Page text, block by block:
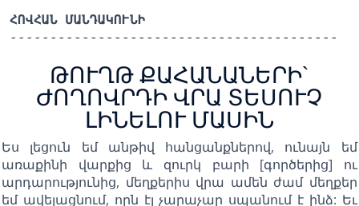
ՀՈՎՀԱՆ ՄԱՆԴԱԿՈՒՆԻ
-----------------------------------------
ԹՈՒՂԹ ՔԱՀԱՆԱՆԵՐԻ`
ԺՈՂՈՎՐԴԻ ՎՐԱ ՏԵՍՈՒՉ
ԼԻՆԵԼՈՒ ՄԱՍԻՆ
Ես լեցուն եմ անթիվ հանցանքներով, ունայն եմ
առաքինի վարքից և զուրկ բարի [գործերից] ու
արդարությունից, մեղքերիս վրա ամեն ժամ մեղքեր
եմ ավելացնում, որն էլ չարաչար սպանում է ինձ: Եւ